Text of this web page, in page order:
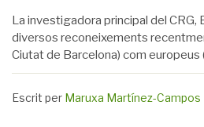
La investigadora principal del CRG,
diversos reconeixements
Ciutat de Barcelona) com europeus
Escrit per Maruxa Martínez-Campos